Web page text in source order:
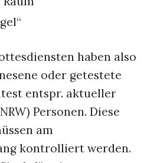
haben also
oder getestete
entspr. aktueller
Personen. Diese
am
kontrolliert werden.